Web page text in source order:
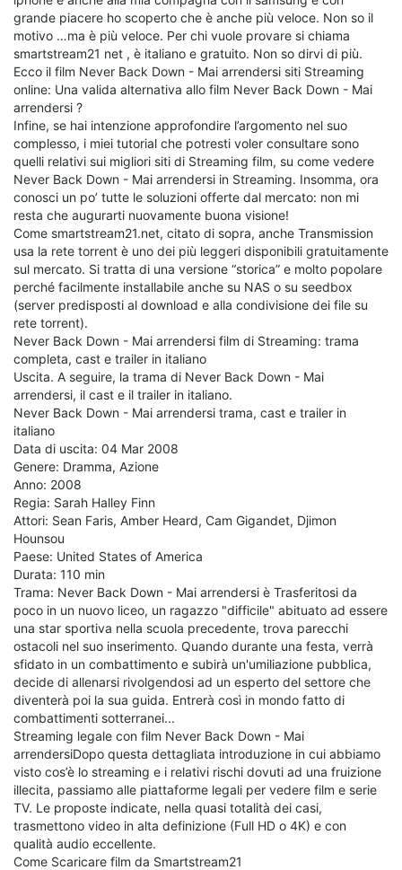
grande piacere ho scoperto che è anche più veloce. Non so il
motivo …ma è più veloce. Per chi vuole provare si chiama
smartstream21 net , è italiano e gratuito. Non so dirvi di più.
Ecco il film Never Back Down - Mai arrendersi siti Streaming
online: Una valida alternativa allo film Never Back Down - Mai
arrendersi ?
Infine, se hai intenzione approfondire l’argomento nel suo
complesso, i miei tutorial che potresti voler consultare sono
quelli relativi sui migliori siti di Streaming film, su come vedere
Never Back Down - Mai arrendersi in Streaming. Insomma, ora
conosci un po’ tutte le soluzioni offerte dal mercato: non mi
resta che augurarti nuovamente buona visione!
Come smartstream21.net, citato di sopra, anche Transmission
usa la rete torrent è uno dei più leggeri disponibili gratuitamente
sul mercato. Si tratta di una versione “storica” e molto popolare
perché facilmente installabile anche su NAS o su seedbox
(server predisposti al download e alla condivisione dei file su
rete torrent).
Never Back Down - Mai arrendersi film di Streaming: trama
completa, cast e trailer in italiano
Uscita. A seguire, la trama di Never Back Down - Mai
arrendersi, il cast e il trailer in italiano.
Never Back Down - Mai arrendersi trama, cast e trailer in
italiano
Data di uscita: 04 Mar 2008
Genere: Dramma, Azione
Anno: 2008
Regia: Sarah Halley Finn
Attori: Sean Faris, Amber Heard, Cam Gigandet, Djimon
Hounsou
Paese: United States of America
Durata: 110 min
Trama: Never Back Down - Mai arrendersi è Trasferitosi da
poco in un nuovo liceo, un ragazzo "difficile" abituato ad essere
una star sportiva nella scuola precedente, trova parecchi
ostacoli nel suo inserimento. Quando durante una festa, verrà
sfidato in un combattimento e subirà un'umiliazione pubblica,
decide di allenarsi rivolgendosi ad un esperto del settore che
diventerà poi la sua guida. Entrerà così in mondo fatto di
combattimenti sotterranei...
Streaming legale con film Never Back Down - Mai
arrendersiDopo questa dettagliata introduzione in cui abbiamo
visto cos’è lo streaming e i relativi rischi dovuti ad una fruizione
illecita, passiamo alle piattaforme legali per vedere film e serie
TV. Le proposte indicate, nella quasi totalità dei casi,
trasmettono video in alta definizione (Full HD o 4K) e con
qualità audio eccellente.
Come Scaricare film da Smartstream21